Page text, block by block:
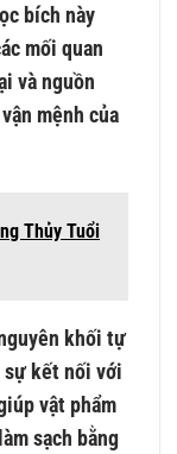
bích này
mối quan
và nguồn
mệnh của
Thủy Tuổi
khối tự
sự kết nối với
vật phẩm
sạch bằng